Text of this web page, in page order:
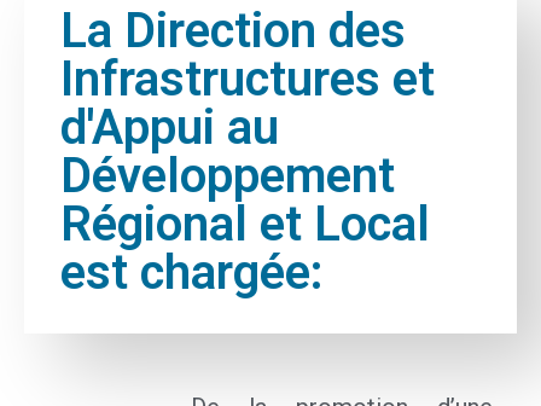
La Direction des
Infrastructures et
d'Appui au
Développement
Régional et Local
est chargée: